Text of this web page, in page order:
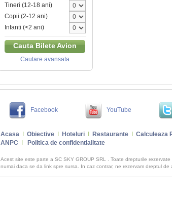
Tineri (12-18 ani)
Copii (2-12 ani)
Infanti (<2 ani)
Cauta Bilete Avion
Cautare avansata
Facebook YouTube
AcasaI ObiectiveI HoteluriI RestauranteI Calculeaza
ANPC
Politica de confidentialitate
Acest site este parte a SC SKY GROUP SRL . Toate drepturile rezervate
numai daca se da link spre sursa. In caz contrar, ne rezervam dreptul